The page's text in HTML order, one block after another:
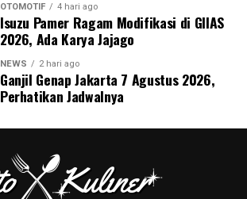
OTOMOTIF 4 hari ago
Isuzu Pamer Ragam Modifikasi di GIIAS
2026, Ada Karya Jajago
NEWS 2 hari ago
Ganjil Genap Jakarta 7 Agustus 2026,
Perhatikan Jadwalnya